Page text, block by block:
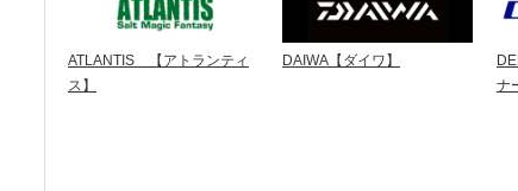
ATLANTIS 【アトランティ
ス】
DAIWA【ダイワ】
ナ